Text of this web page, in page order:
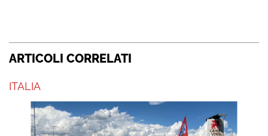
ARTICOLI CORRELATI
ITALIA